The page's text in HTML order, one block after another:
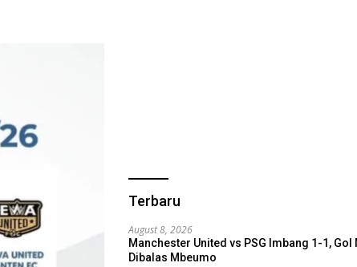
Terbaru
August 8, 2026
Manchester United vs PSG Imbang 1-1, Gol
Dibalas Mbeumo